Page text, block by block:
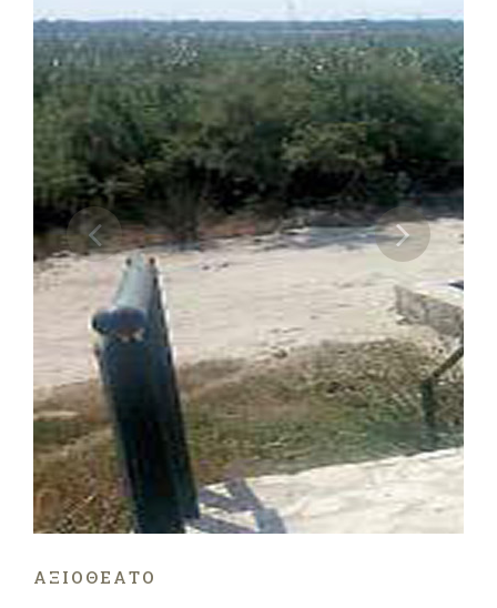
ΑΞΙΟΘΈΑΤΟ